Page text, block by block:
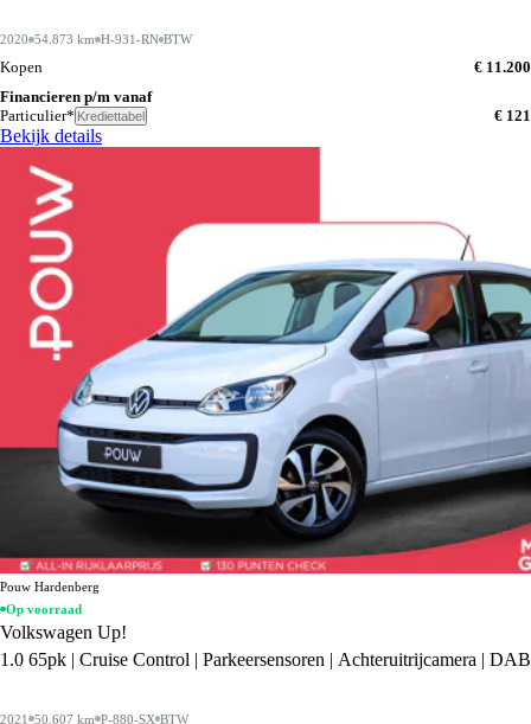
2020 54.873 km H-931-RN BTW
Kopen
€ 11.200
Financieren p/m vanaf
Particulier* Krediettabel € 121
Bekijk details
Pouw Hardenberg
Op voorraad
Volkswagen Up!
1.0 65pk | Cruise Control | Parkeersensoren | Achteruitrijcamera | DAB
2021 50.607 km P-880-SX BTW